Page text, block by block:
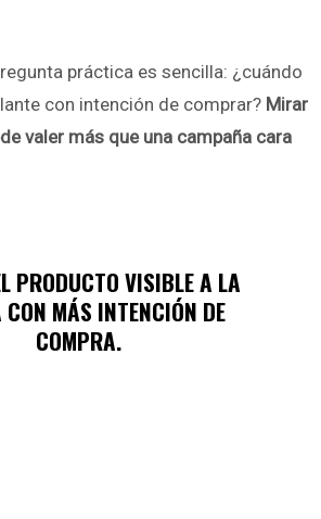
práctica es sencilla: ¿cuándo
con intención de comprar? Mirar
valer más que una campaña cara
PRODUCTO VISIBLE A LA
CON MÁS INTENCIÓN DE
COMPRA.